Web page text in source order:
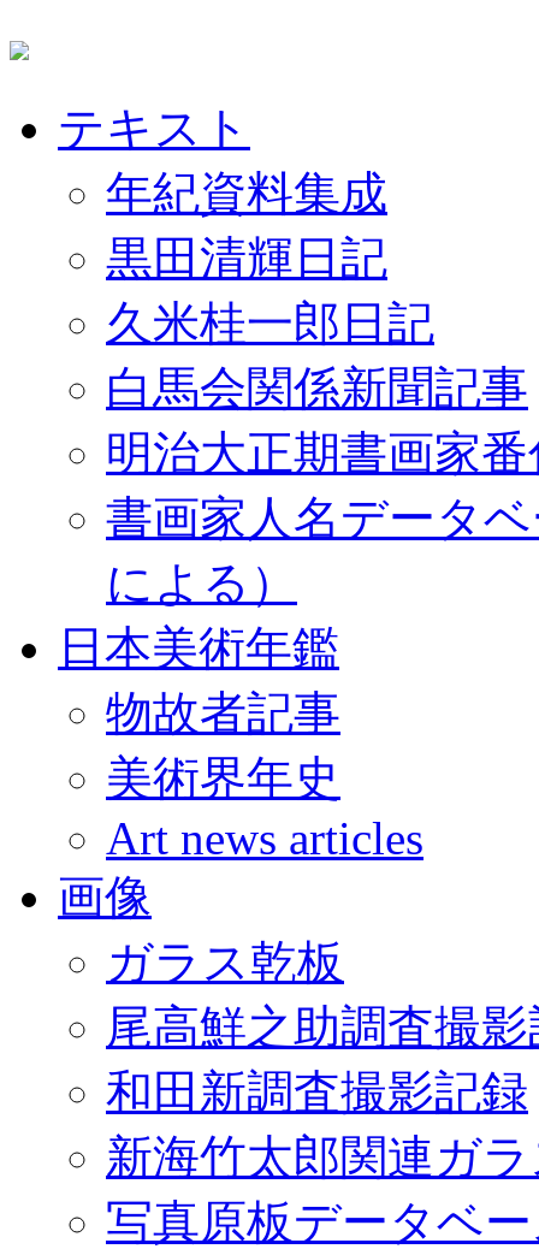
テキスト
年紀資料集成
黒田清輝日記
久米桂一郎日記
白馬会関係新聞記事
明治大正期書画家
書画家人名データ
による）
日本美術年鑑
物故者記事
美術界年史
Art news articles
画像
ガラス乾板
尾高鮮之助調査撮
和田新調査撮影記録
新海竹太郎関連ガ
写真原板データベ